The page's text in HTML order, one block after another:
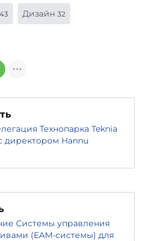
43 Дизайн 32
Технопарка Teknia
директором Hannu
Системы управления
(EAM-системы) для